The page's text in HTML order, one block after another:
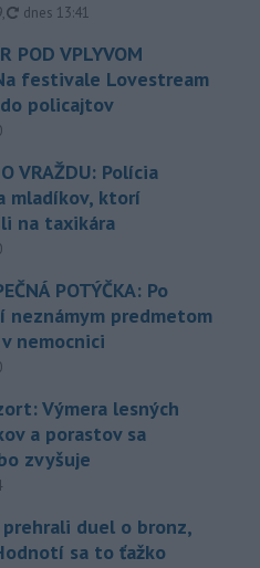
, aktualizované
dnes 13:41
POD VPLYVOM
festivale Lovestream
policajtov
VRAŽDU: Polícia
mladíkov, ktorí
na taxikára
POTÝČKA: Po
neznámym predmetom
nemocnici
Výmera lesných
a porastov sa
zvyšuje
prehrali duel o bronz,
sa to ťažko